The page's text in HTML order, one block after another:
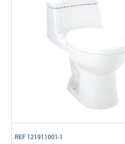
REF 121911001-1